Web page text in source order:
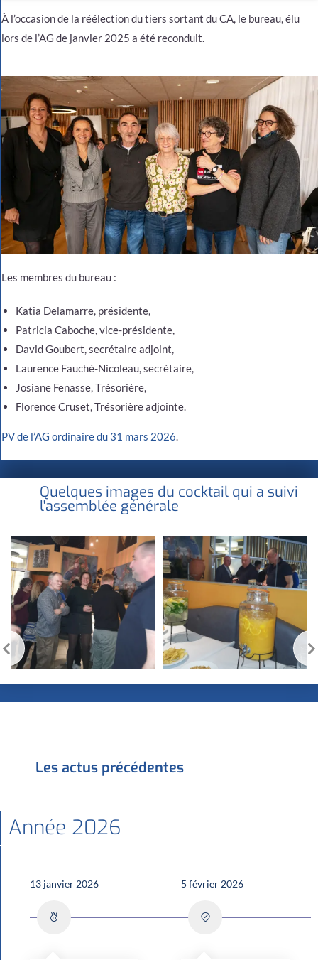
À l’occasion de la réélection du tiers sortant du CA, le bureau, élu
lors de l’AG de janvier 2025 a été reconduit.
Les membres du bureau :
Katia Delamarre, présidente,
Patricia Caboche, vice-présidente,
David Goubert, secrétaire adjoint,
Laurence Fauché-Nicoleau, secrétaire,
Josiane Fenasse, Trésorière,
Florence Cruset, Trésorière adjointe.
PV de l’AG ordinaire du 31 mars 2026.
Quelques images du cocktail qui a suivi
l'assemblée générale
Les actus précédentes
Année 2026
13 janvier 2026 5 février 2026